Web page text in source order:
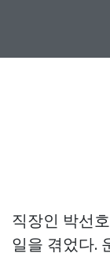
직장인 박선
일을 겪었다.